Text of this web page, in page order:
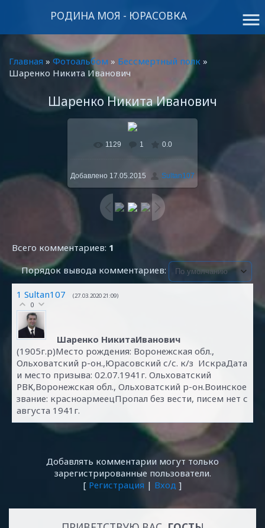
menu
РОДИНА МОЯ - ЮРАСОВКА
Главная » Фотоальбом » Бессмертный полк »
Шаренко Никита Иванович
Шаренко Никита Иванович
В реальном размере
768x1024/ 166.5Kb
1129 1 0.0
Добавлено 17.05.2015 Sultan107
Всего комментариев: 1
Порядок вывода комментариев:
1 Sultan107 (27.03.2020 21:09)
0
Шаренко НикитаИванович
(1905г.р)Место рождения: Воронежская обл.,
Ольховатский р-он.,Юрасовский с/с. к/з ИскраДата
и место призыва: 02.07.1941г. Ольховатский
РВК,Воронежская обл., Ольховатский р-он.Воинское
звание: красноармеецПропал без вести, писем нет с
августа 1941г.
Добавлять комментарии могут только
зарегистрированные пользователи.
[ Регистрация | Вход ]